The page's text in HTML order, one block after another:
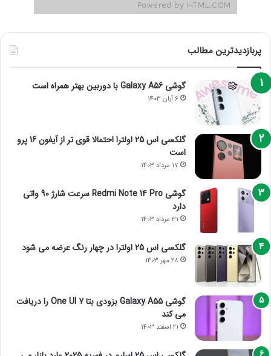
پربازدیدترین مطالب
گوشی Galaxy A56 با دوربین بهتر همراه است
6 آبان 1403
گلکسی اس 25 اولترا احتمالا قوی تر از آیفون 16 پرو
است
17 مرداد 1403
گوشی Redmi Note 14 Pro سرعت شارژ 90 واتی
دارد
31 مرداد 1403
گلکسی اس 25 اولترا در چهار رنگ عرضه می شود
28 مهر 1403
گوشی Galaxy A55 بزودی بتا One UI 7 را دریافت
می کند
21 اسفند 1403